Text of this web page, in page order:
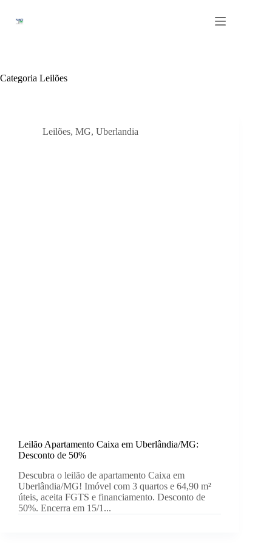
Categoria Leilões
Leilões, MG, Uberlandia
Leilão Apartamento Caixa em Uberlândia/MG:
Desconto de 50%
Descubra o leilão de apartamento Caixa em
Uberlândia/MG! Imóvel com 3 quartos e 64,90 m²
úteis, aceita FGTS e financiamento. Desconto de
50%. Encerra em 15/1...